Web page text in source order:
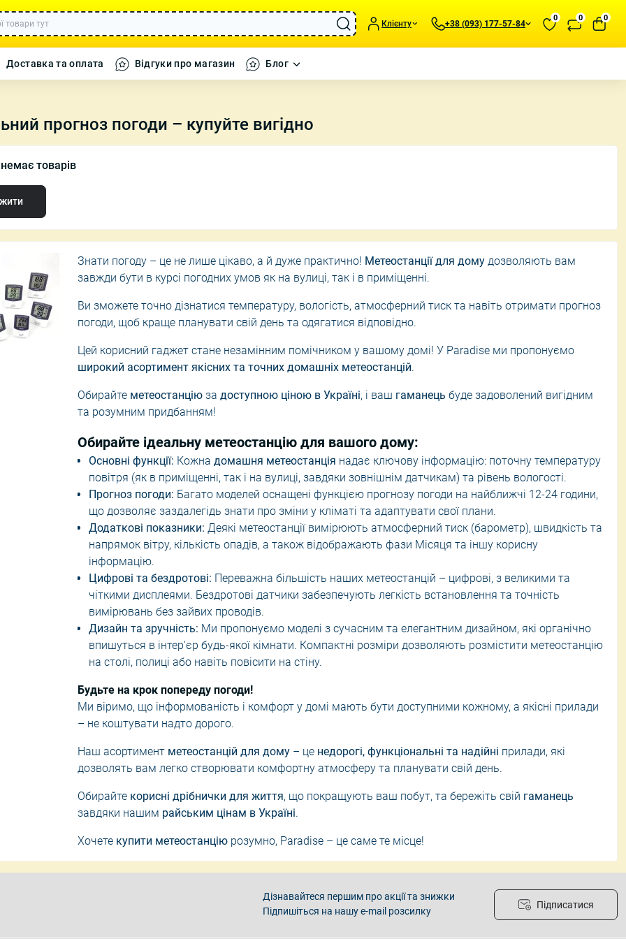
кавомолки
дому
дому
Вази, Свічки та підсвічники
Тримачі для щіток
Шторки для душу
Приліжкові/журнальні столики
Складні стільці
Відпарювачі для одягу
літаки та
катери та човни
Клієнту +38 (093) 177-57-84
0 0 0
Доставка та оплата Відгуки про магазин Блог
прогноз погоди – купуйте вигідно
немає товарів
Знати погоду – це не лише цікаво, а й дуже практично! Метеостанції для дому дозволяють вам
завжди бути в курсі погодних умов як на вулиці, так і в приміщенні.
Ви зможете точно дізнатися температуру, вологість, атмосферний тиск та навіть отримати прогноз
погоди, щоб краще планувати свій день та одягатися відповідно.
Цей корисний гаджет стане незамінним помічником у вашому домі! У Paradise ми пропонуємо
широкий асортимент якісних та точних домашніх метеостанцій.
Обирайте метеостанцію за доступною ціною в Україні, і ваш гаманець буде задоволений вигідним
та розумним придбанням!
Обирайте ідеальну метеостанцію для вашого дому:
Основні функції: Кожна домашня метеостанція надає ключову інформацію: поточну температуру
повітря (як в приміщенні, так і на вулиці, завдяки зовнішнім датчикам) та рівень вологості.
Прогноз погоди: Багато моделей оснащені функцією прогнозу погоди на найближчі 12-24 години,
що дозволяє заздалегідь знати про зміни у кліматі та адаптувати свої плани.
Додаткові показники: Деякі метеостанції вимірюють атмосферний тиск (барометр), швидкість та
напрямок вітру, кількість опадів, а також відображають фази Місяця та іншу корисну
інформацію.
Цифрові та бездротові: Переважна більшість наших метеостанцій – цифрові, з великими та
чіткими дисплеями. Бездротові датчики забезпечують легкість встановлення та точність
вимірювань без зайвих проводів.
Дизайн та зручність: Ми пропонуємо моделі з сучасним та елегантним дизайном, які органічно
впишуться в інтер'єр будь-якої кімнати. Компактні розміри дозволяють розмістити метеостанцію
на столі, полиці або навіть повісити на стіну.
Будьте на крок попереду погоди!
Ми віримо, що інформованість і комфорт у домі мають бути доступними кожному, а якісні прилади
– не коштувати надто дорого.
Наш асортимент метеостанцій для дому – це недорогі, функціональні та надійні прилади, які
дозволять вам легко створювати комфортну атмосферу та планувати свій день.
Обирайте корисні дрібнички для життя, що покращують ваш побут, та бережіть свій гаманець
завдяки нашим райським цінам в Україні.
Хочете купити метеостанцію розумно, Paradise – це саме те місце!
Дізнавайтеся першим про акції та знижки
Підпишіться на нашу e-mail розсилку
Підписатися